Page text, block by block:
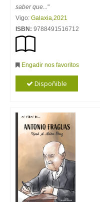
saber que..."
Vigo: Galaxia,2021
ISBN: 9788491516712
Engadir nos favoritos
Dispoñible